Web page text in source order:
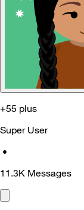
+55 plus
Super User
•
11.3K Messages